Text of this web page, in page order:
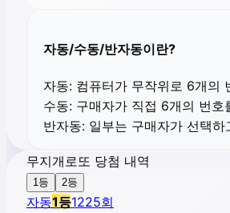
자동/수동/반자동이란?
자동: 컴퓨터가 무작위로 6개의
수동: 구매자가 직접 6개의 번호
반자동: 일부는 구매자가 선택
무지개로또 당첨 내역
1등 2등
자동1등1225회